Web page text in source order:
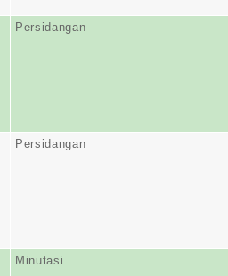
Persidangan
Persidangan
Minutasi